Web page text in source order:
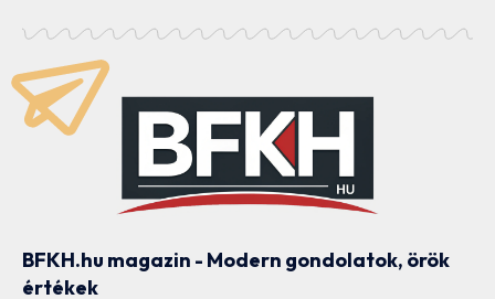
BFKH.hu magazin - Modern gondolatok, örök
értékek